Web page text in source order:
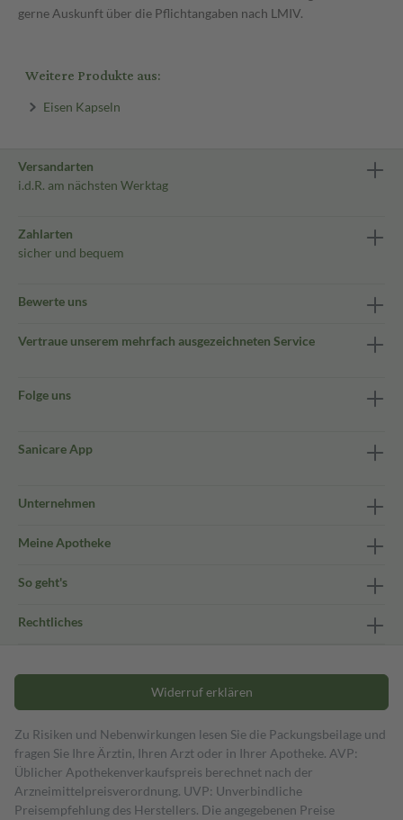
gerne Auskunft über die Pflichtangaben nach LMIV.
Weitere Produkte aus:
Eisen Kapseln
Versandarten
i.d.R. am nächsten Werktag
Zahlarten
sicher und bequem
Bewerte uns
Vertraue unserem mehrfach ausgezeichneten Service
Folge uns
Sanicare App
Unternehmen
Meine Apotheke
So geht's
Rechtliches
Widerruf erklären
Zu Risiken und Nebenwirkungen lesen Sie die Packungsbeilage und
fragen Sie Ihre Ärztin, Ihren Arzt oder in Ihrer Apotheke. AVP:
Üblicher Apothekenverkaufspreis berechnet nach der
Arzneimittelpreisverordnung. UVP: Unverbindliche
Preisempfehlung des Herstellers. Die angegebenen Preise